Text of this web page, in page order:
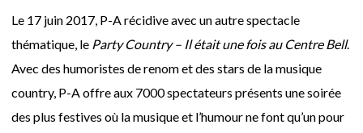
Le 17 juin 2017, P-A récidive avec un autre spectacle
thématique, le Party Country – Il était une fois au Centre Bell.
Avec des humoristes de renom et des stars de la musique
country, P-A offre aux 7000 spectateurs présents une soirée
des plus festives où la musique et l’humour ne font qu’un pour